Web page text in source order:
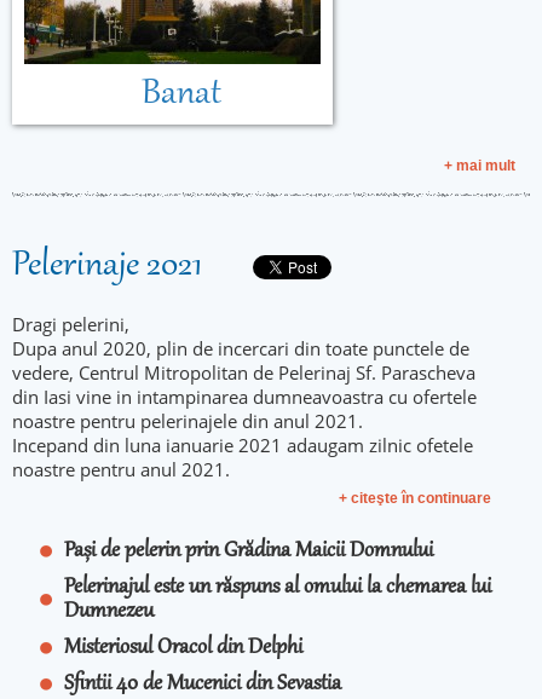
Banat
+ mai mult
Pelerinaje 2021
Dragi pelerini,
Dupa anul 2020, plin de incercari din toate punctele de
vedere, Centrul Mitropolitan de Pelerinaj Sf. Parascheva
din Iasi vine in intampinarea dumneavoastra cu ofertele
noastre pentru pelerinajele din anul 2021.
Incepand din luna ianuarie 2021 adaugam zilnic ofetele
noastre pentru anul 2021.
+ citeşte în continuare
Pași de pelerin prin Grădina Maicii Domnului
Pelerinajul este un răspuns al omului la chemarea lui
Dumnezeu
Misteriosul Oracol din Delphi
Sfintii 40 de Mucenici din Sevastia